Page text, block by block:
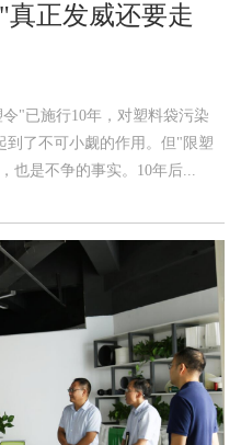
真正发威还要走
"已施行10年，对塑料袋污染
到了不可小觑的作用。但"限塑
也是不争的事实。10年后...